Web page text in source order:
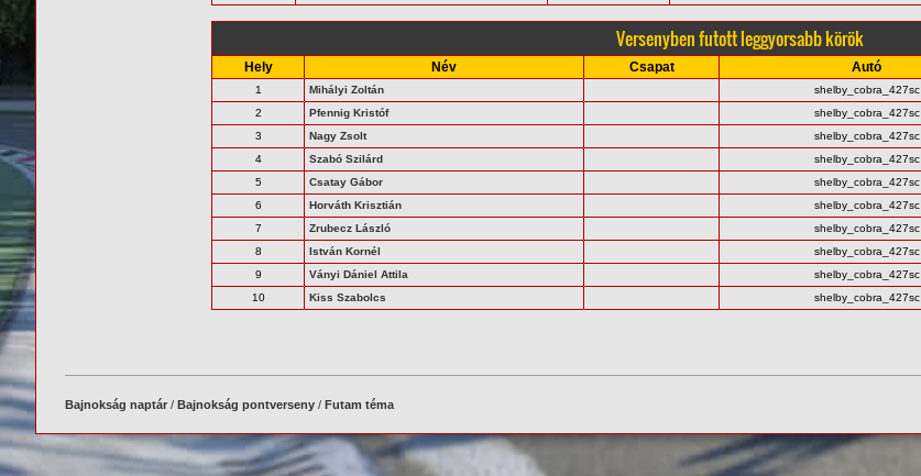
Versenyben futott leggyorsabb körök
Hely Név Csapat Autó
1 Mihályi Zoltán shelby_cobra_427sc
2
Pfennig Kristóf shelby_cobra_427sc
3
Nagy Zsolt shelby_cobra_427sc
4
Szabó Szilárd shelby_cobra_427sc
5
Csatay Gábor shelby_cobra_427sc
6
Horváth Krisztián shelby_cobra_427sc
7
Zrubecz László shelby_cobra_427sc
8
István Kornél shelby_cobra_427sc
9
Ványi Dániel Attila shelby_cobra_427sc
10
Kiss Szabolcs shelby_cobra_427sc
Bajnokság naptár/ Bajnokság pontverseny/ Futam téma